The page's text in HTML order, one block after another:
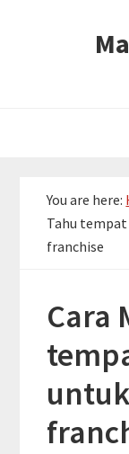
You are here:
Tahu
franchise
Cara